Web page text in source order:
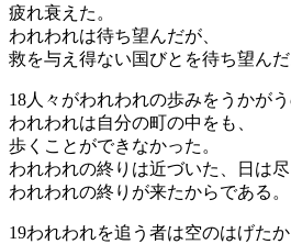
疲れ衰えた。
われわれは待ち望んだが、
救を与え得ない国びとを待ち望んだ
18人々がわれわれの歩みをうかがう
われわれは自分の町の中をも、
歩くことができなかった。
われわれの終りは近づいた、日は尽
われわれの終りが来たからである。
19われわれを追う者は空のはげたか